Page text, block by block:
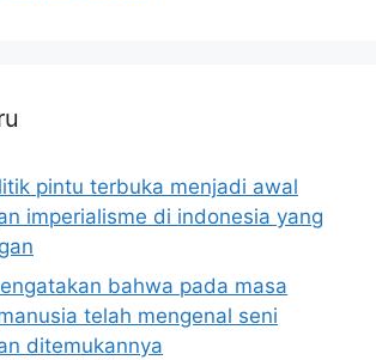
pintu terbuka menjadi awal
imperialisme di indonesia yang
bahwa pada masa
telah mengenal seni
ditemukannya